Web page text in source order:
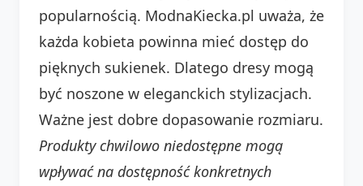
popularnością. ModnaKiecka.pl uważa, że
każda kobieta powinna mieć dostęp do
pięknych sukienek. Dlatego dresy mogą
być noszone w eleganckich stylizacjach.
Ważne jest dobre dopasowanie rozmiaru.
Produkty chwilowo niedostępne mogą
wpływać na dostępność konkretnych